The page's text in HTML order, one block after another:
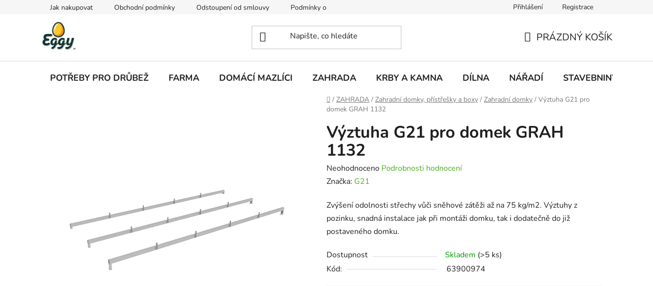
Jak nakupovat Obchodní podmínky Odstoupení od smlouvy Podmínky ochrany osobních údajů Doprava a platbaPřihlášení Registrace
KOŠÍK
PRÁZDNÝ KOŠÍK
POTŘEBY PRO DRŮBEŽ FARMA DOMÁCÍ MAZLÍCI ZAHRADA KRBY A KAMNA DÍLNA NÁŘADÍ STAVEBNINY
Domů
/ ZAHRADA / Zahradní domky, přístřešky a boxy / Zahradní domky / Výztuha G21 pro
domek GRAH 1132
Výztuha G21 pro domek GRAH
1132
Průměrné
hodnocení
je
0,0
z
hvězdiček.
Neohodnoceno Podrobnosti hodnocení
Značka: G21
Zvýšení odolnosti střechy vůči sněhové zátěži až na 75 kg/m2. Výztuhy z
pozinku, snadná instalace jak při montáži domku, tak i dodatečně do již
postaveného domku.
Dostupnost Skladem (>5 ks)
Kód:
63900974